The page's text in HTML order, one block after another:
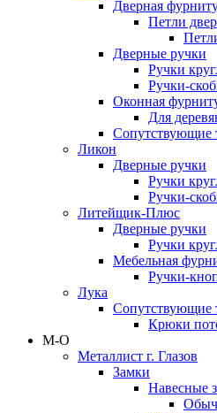
Дверная
Петли
Дверные ручки
Ручки
Ручки-
Оконная
Для
Сопутствующие
Ликон
Дверные ручки
Ручки
Ручки-
Литейщик-Плюс
Дверные ручки
Ручки
Мебельная
Ручки-
Лука
Сопутствующие
Крюки
М-О
Металлист г. Глазов
Замки
Навесные